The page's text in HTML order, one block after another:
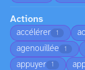
Actions
accélérer 1
agenouillée 1
appuyer 1